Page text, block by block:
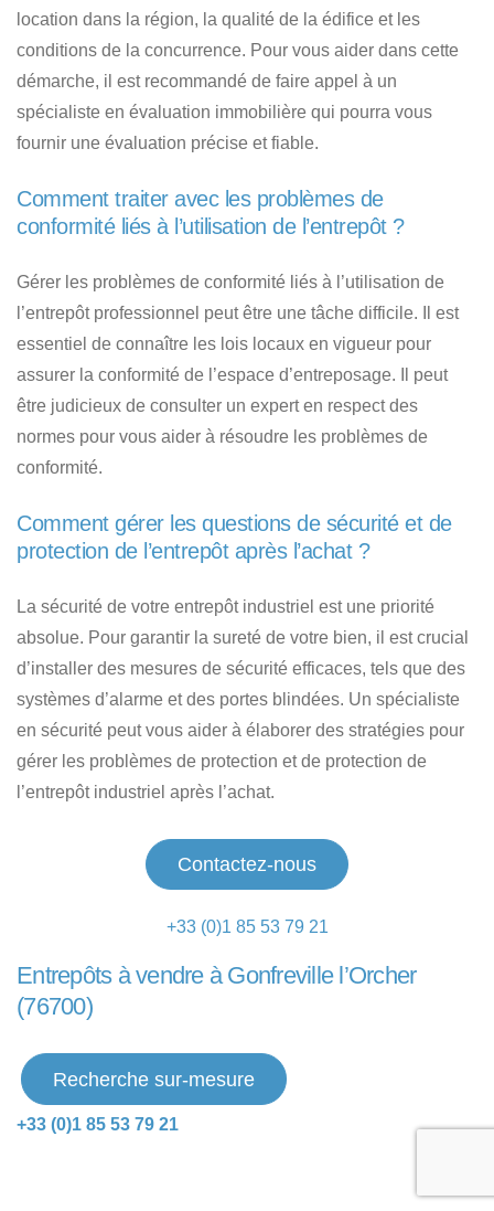
location dans la région, la qualité de la édifice et les
conditions de la concurrence. Pour vous aider dans cette
démarche, il est recommandé de faire appel à un
spécialiste en évaluation immobilière qui pourra vous
fournir une évaluation précise et fiable.
Comment traiter avec les problèmes de
conformité liés à l’utilisation de l’entrepôt ?
Gérer les problèmes de conformité liés à l’utilisation de
l’entrepôt professionnel peut être une tâche difficile. Il est
essentiel de connaître les lois locaux en vigueur pour
assurer la conformité de l’espace d’entreposage. Il peut
être judicieux de consulter un expert en respect des
normes pour vous aider à résoudre les problèmes de
conformité.
Comment gérer les questions de sécurité et de
protection de l’entrepôt après l’achat ?
La sécurité de votre entrepôt industriel est une priorité
absolue. Pour garantir la sureté de votre bien, il est crucial
d’installer des mesures de sécurité efficaces, tels que des
systèmes d’alarme et des portes blindées. Un spécialiste
en sécurité peut vous aider à élaborer des stratégies pour
gérer les problèmes de protection et de protection de
l’entrepôt industriel après l’achat.
Contactez-nous
+33 (0)1 85 53 79 21
Entrepôts à vendre à Gonfreville l’Orcher
(76700)
Recherche sur-mesure
+33 (0)1 85 53 79 21